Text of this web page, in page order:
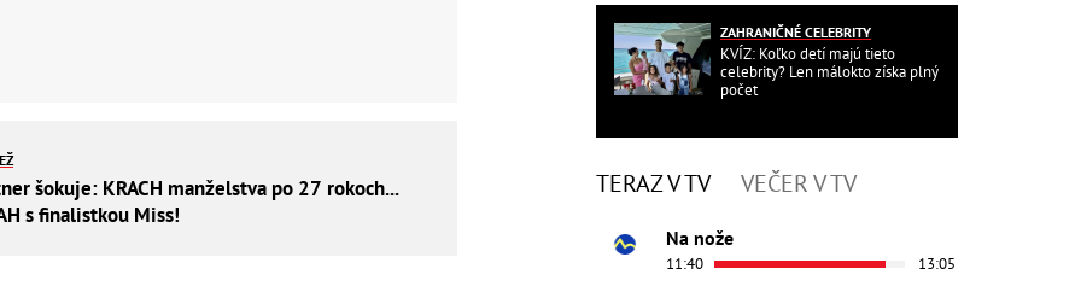
šokuje: KRACH manželstva po 27 rokoch...
s finalistkou Miss!
ZAHRANIČNÉ CELEBRITY
KVÍZ: Koľko detí majú tieto
celebrity? Len málokto získa plný
počet
TERAZ V TV VEČER V TV
Na nože
11:40 13:05